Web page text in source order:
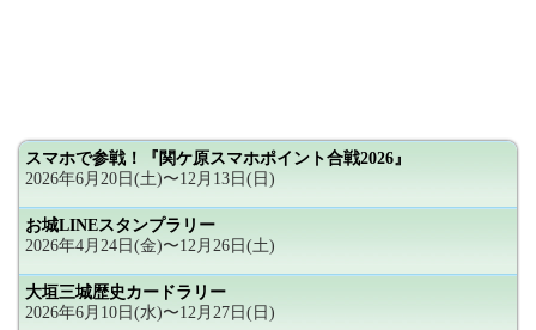
スマホで参戦！『関ケ原スマホポイント合戦2026』
2026年6月20日(土)〜12月13日(日)
お城LINEスタンプラリー
2026年4月24日(金)〜12月26日(土)
大垣三城歴史カードラリー
2026年6月10日(水)〜12月27日(日)